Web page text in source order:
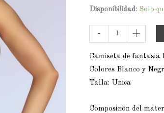
Disponibilidad: Solo
- +
Camiseta de fantasia
Colores Blanco y
Talla: Unica
Composición del